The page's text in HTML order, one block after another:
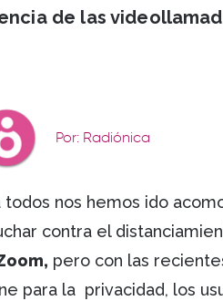
de las
Por: Radiónica
nos hemos ido
contra el
pero con las
para la privacidad, los